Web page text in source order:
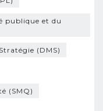
publique et du
(DMS)
(SMQ)